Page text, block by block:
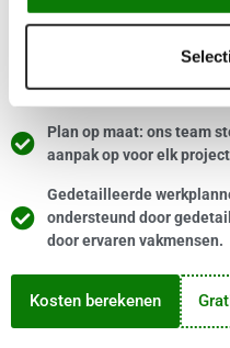
bouwlocatie om de
wensen en eisen
Plan op maat: ons team
aanpak op voor elk
Gedetailleerde
ondersteund door
door ervaren vakmensen.
Kosten berekenen